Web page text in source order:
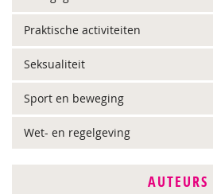
Praktische activiteiten
Seksualiteit
Sport en beweging
Wet- en regelgeving
AUTEURS